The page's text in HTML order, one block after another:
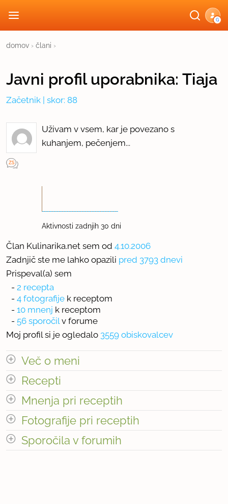
G
domov › člani ›
Javni profiluporabnika: Tiaja
Začetnik | skor: 88
Uživam v vsem, kar je povezano s
kuhanjem, pečenjem...
Aktivnosti zadnjih 30 dni
Član Kulinarika.net sem od 4.10.2006
Zadnjič ste me lahko opazili pred 3793 dnevi
Prispeval(a) sem
- 2 recepta
- 4 fotografije k receptom
- 10 mnenj k receptom
- 56 sporočil v forume
Moj profil si je ogledalo 3559 obiskovalcev
Več o meni
Največji kuharski uspeh
Zelo okusne tortice..
Recepti
Število receptov: 2
Mnenja pri receptih
odpri vse
Število mnenj pri receptih: 10
Fotografije pri receptih
Število fotografij pri receptih: 4
Sporočila v forumih